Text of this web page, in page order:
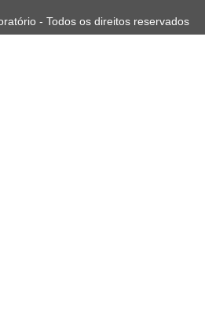
- Todos os direitos reservados